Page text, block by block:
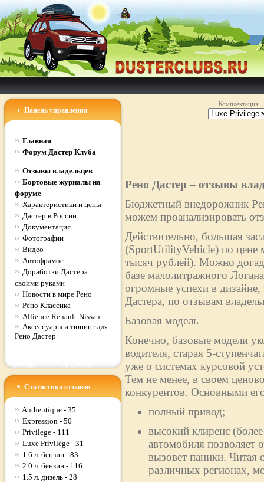
Панель управления
Главная
Форум Дастер Клуба
Отзывы владельцев
Бортовые журналы на
форуме
Характеристики и цены
Дастер в России
Документация
Фотографии
Видео
Автофрамос
Доработки Дастера
своими руками
Новости в мире Рено
Рено Классика
Allience Renault-Nissan
Аксессуары и тюнинг для
Рено Дастер
Статистика отзывов
Authentique - 35
Expression - 50
Privilege - 111
Luxe Privilege - 31
1.6 л. бензин - 83
2.0 л. бензин - 116
1.5 л. дизель - 28
Комплектация
Рено Дастер – отзывы
Бюджетный внедорожник
можем проанализировать
Действительно, большая
(SportUtilityVehicle) по цене
тысяч рублей). Можно
базе малолитражного
огромные успехи в
Дастера, по отзывам
Базовая модель
Конечно, базовые модели
водителя, старая 5-
уже о системах курсовой
Тем не менее, в своем
конкурентов. Основными
полный привод;
высокий клиренс
автомобиля позволяет
вызовет паники. Читая
различных регионах,